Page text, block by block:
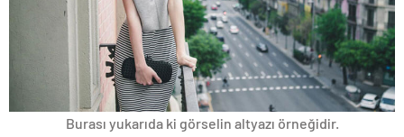
Burası yukarıda ki görselin altyazı örneğidir.